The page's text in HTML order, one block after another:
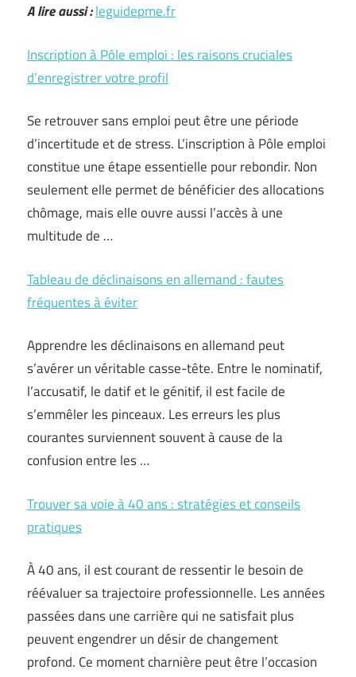
A lire aussi :leguidepme.fr
Inscription à Pôle emploi : les raisons cruciales
d’enregistrer votre profil
Se retrouver sans emploi peut être une période
d’incertitude et de stress. L’inscription à Pôle emploi
constitue une étape essentielle pour rebondir. Non
seulement elle permet de bénéficier des allocations
chômage, mais elle ouvre aussi l’accès à une
multitude de …
Tableau de déclinaisons en allemand : fautes
fréquentes à éviter
Apprendre les déclinaisons en allemand peut
s’avérer un véritable casse-tête. Entre le nominatif,
l’accusatif, le datif et le génitif, il est facile de
s’emmêler les pinceaux. Les erreurs les plus
courantes surviennent souvent à cause de la
confusion entre les …
Trouver sa voie à 40 ans : stratégies et conseils
pratiques
À 40 ans, il est courant de ressentir le besoin de
réévaluer sa trajectoire professionnelle. Les années
passées dans une carrière qui ne satisfait plus
peuvent engendrer un désir de changement
profond. Ce moment charnière peut être l’occasion